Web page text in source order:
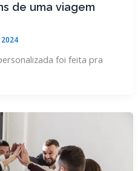
de uma viagem
foi feita pra